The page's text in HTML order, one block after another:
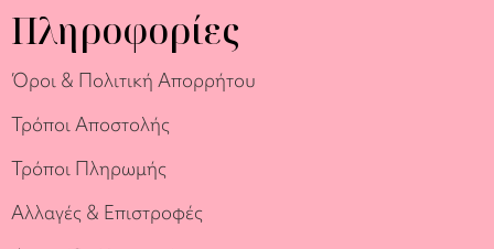
Πληροφορίες
Όροι & Πολιτική Απορρήτου
Τρόποι Αποστολής
Τρόποι Πληρωμής
Αλλαγές & Επιστροφές